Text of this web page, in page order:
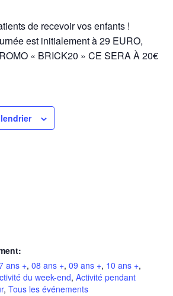
de recevoir vos enfants !
est initialement à 29 EURO,
« BRICK20 » CE SERA À 20€
ans +, 08 ans +, 09 ans +, 10 ans +,
du week-end, Activité pendant
, Tous les événements